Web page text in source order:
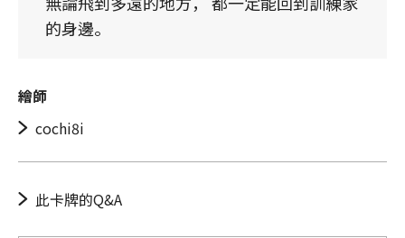
的身邊。
繪師
cochi8i
此卡牌的Q&A